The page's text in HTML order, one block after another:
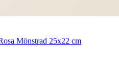
Mönstrad 25x22 cm